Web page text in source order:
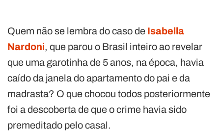
Quem não se lembra do caso de Isabella
Nardoni, que parou o Brasil inteiro ao revelar
que uma garotinha de 5 anos, na época, havia
caído da janela do apartamento do pai e da
madrasta? O que chocou todos posteriormente
foi a descoberta de que o crime havia sido
premeditado pelo casal.